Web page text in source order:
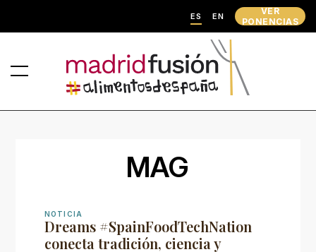
ES EN
VER
PONENCIAS
MAG
NOTICIA
Dreams #SpainFoodTechNation
conecta tradición, ciencia y